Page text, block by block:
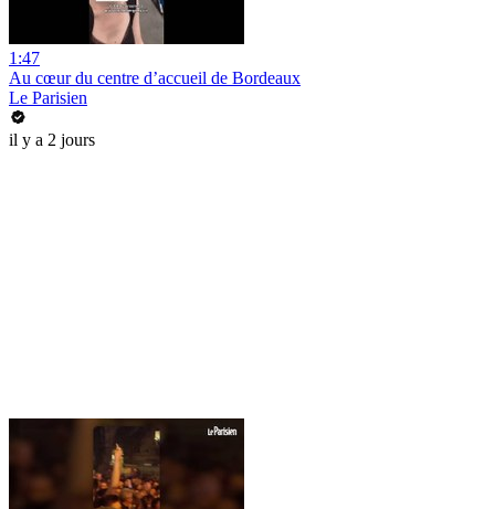
1:47
Au cœur du centre d’accueil de Bordeaux
Le Parisien
il y a 2 jours